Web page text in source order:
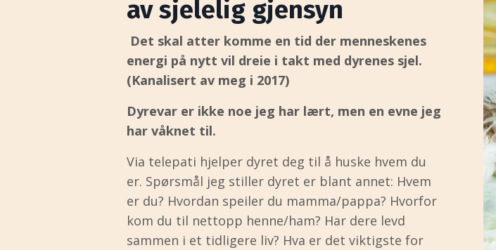
av sjelelig gjensyn
Det skal atter komme en tid der menneskenes
energi på nytt vil dreie i takt med dyrenes sjel.
(Kanalisert av meg i 2017)
Dyrevar er ikke noe jeg har lært, men en evne jeg
har våknet til.
Via telepati hjelper dyret deg til å huske hvem du
er. Spørsmål jeg stiller dyret er blant annet: Hvem
er du? Hvordan speiler du mamma/pappa? Hvorfor
kom du til nettopp henne/ham? Har dere levd
sammen i et tidligere liv? Hva er det viktigste for